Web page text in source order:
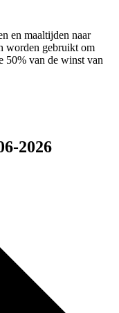
en maaltijden naar
worden gebruikt om
50% van de winst van
2026